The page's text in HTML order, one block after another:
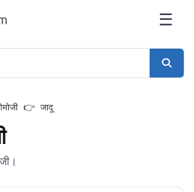
☰
जादू